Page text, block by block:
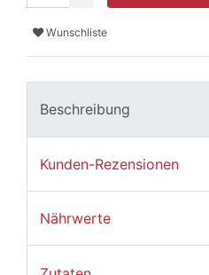
Wunschliste
Beschreibung
Kunden-Rezensionen
Nährwerte